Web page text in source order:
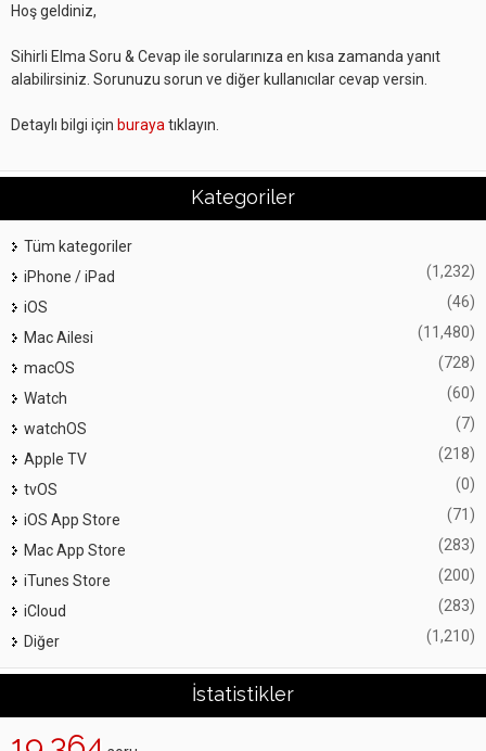
Hoş geldiniz,
Sihirli Elma Soru & Cevap ile sorularınıza en kısa zamanda yanıt
alabilirsiniz. Sorunuzu sorun ve diğer kullanıcılar cevap versin.
Detaylı bilgi için buraya tıklayın.
Kategoriler
Tüm kategoriler
iPhone / iPad
(1,232)
iOS (46)
Mac Ailesi (11,480)
macOS (728)
Watch (60)
watchOS (7)
Apple TV (218)
tvOS (0)
iOS App Store (71)
Mac App Store (283)
iTunes Store (200)
iCloud (283)
Diğer (1,210)
İstatistikler